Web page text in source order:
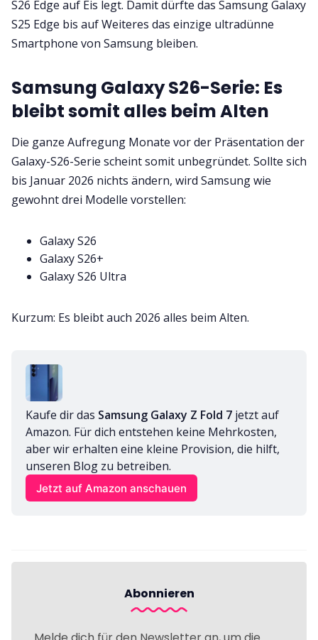
S26 Edge auf Eis legt. Damit dürfte das Samsung Galaxy
S25 Edge bis auf Weiteres das einzige ultradünne
Smartphone von Samsung bleiben.
Samsung Galaxy S26-Serie: Es
bleibt somit alles beim Alten
Die ganze Aufregung Monate vor der Präsentation der
Galaxy-S26-Serie scheint somit unbegründet. Sollte sich
bis Januar 2026 nichts ändern, wird Samsung wie
gewohnt drei Modelle vorstellen:
Galaxy S26
Galaxy S26+
Galaxy S26 Ultra
Kurzum: Es bleibt auch 2026 alles beim Alten.
Kaufe dir das Samsung Galaxy Z Fold 7 jetzt auf
Amazon. Für dich entstehen keine Mehrkosten,
aber wir erhalten eine kleine Provision, die hilft,
unseren Blog zu betreiben.
Jetzt auf Amazon anschauen
Abonnieren